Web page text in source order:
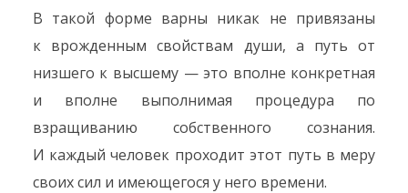
В такой форме варны никак не привязаны
к врожденным свойствам души, а путь от
низшего к высшему — это вполне конкретная
и вполне выполнимая процедура по
взращиванию собственного сознания.
И каждый человек проходит этот путь в меру
своих сил и имеющегося у него времени.